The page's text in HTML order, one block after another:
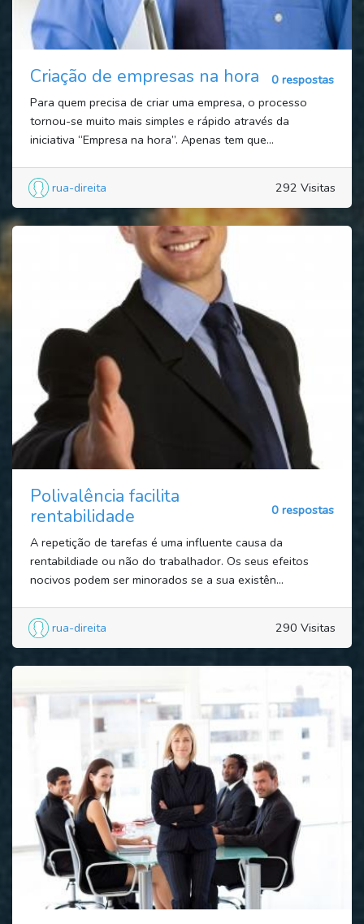
Criação de empresas na hora
0 respostas
Para quem precisa de criar uma empresa, o processo
tornou-se muito mais simples e rápido através da
iniciativa “Empresa na hora”. Apenas tem que...
rua-direita 292 Visitas
Polivalência facilita
rentabilidade
0 respostas
A repetição de tarefas é uma influente causa da
rentabildiade ou não do trabalhador. Os seus efeitos
nocivos podem ser minorados se a sua existên...
rua-direita 290 Visitas